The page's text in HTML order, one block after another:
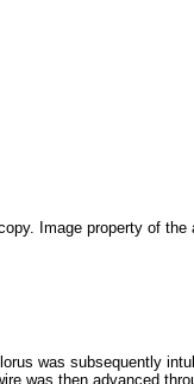
Image property of the
was subsequently
was then advanced